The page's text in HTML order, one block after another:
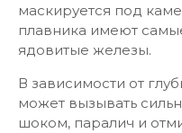
маскируется под
плавника имеют
ядовитые железы.
В зависимости от
может вызывать
шоком, паралич и